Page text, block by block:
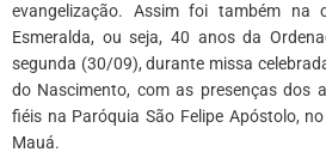
evangelização. Assim foi também na
Esmeralda, ou seja, 40 anos da
segunda (30/09), durante missa
do Nascimento, com as presenças dos
fiéis na Paróquia São Felipe Apóstolo,
Mauá.